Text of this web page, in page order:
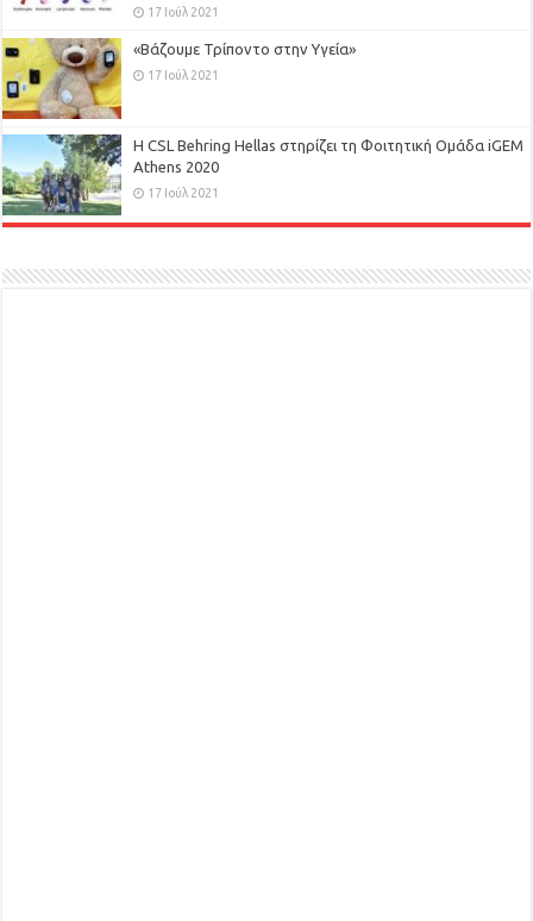
17 Ιούλ 2021
«Βάζουμε Τρίποντο στην Υγεία»
17 Ιούλ 2021
H CSL Behring Hellas στηρίζει τη Φοιτητική Ομάδα iGEM
Athens 2020
17 Ιούλ 2021